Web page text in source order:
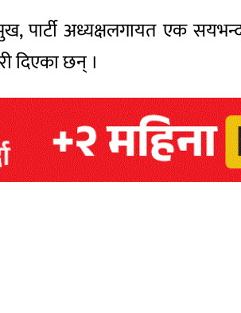
पार्टी अध्यक्षलगायत एक
दिएका छन् ।